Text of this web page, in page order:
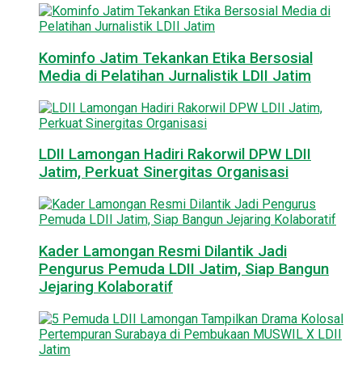
Kominfo Jatim Tekankan Etika Bersosial
Media di Pelatihan Jurnalistik LDII Jatim
LDII Lamongan Hadiri Rakorwil DPW LDII
Jatim, Perkuat Sinergitas Organisasi
Kader Lamongan Resmi Dilantik Jadi
Pengurus Pemuda LDII Jatim, Siap Bangun
Jejaring Kolaboratif